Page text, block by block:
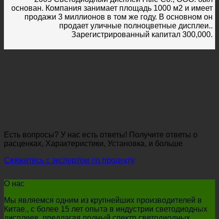
основан. Компания занимает площадь 1000 м2 и имеет
продажи 3 миллионов в том же году. В основном он
продает уличные полноцветные дисплеи..
Зарегистрированный капитал 300,000.
Есть вопросы? У нас есть ответы! Получите ответы о
расценках, Характеристики, Установка, и больше
Свяжитесь с экспертом по продукту
О нас
Мы являемся одним из крупнейших производителей в
Китае., с более 15 лет опыта в индустрии светодиодных